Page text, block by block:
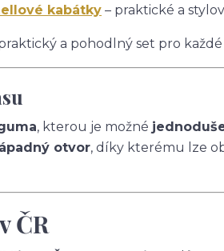
kabátky – praktické a
a pohodlný set pro
, kterou je možné
otvor, díky kterému lze
ČR